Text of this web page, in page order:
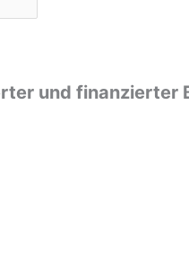
und finanzierter